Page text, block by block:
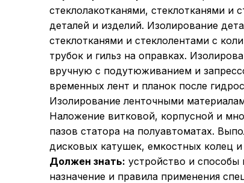
стеклолакотканями, стеклотканями и
деталей и изделий. Изолирование
стеклотканями и стеклолентами с
трубок и гильз на оправках.
вручную с подутюживанием и
временных лент и планок после
Изолирование ленточными
Наложение витковой, корпусной и
пазов статора на полуавтоматах.
дисковых катушек, емкостных колец
Должен знать: устройство и способы
назначение и правила применения